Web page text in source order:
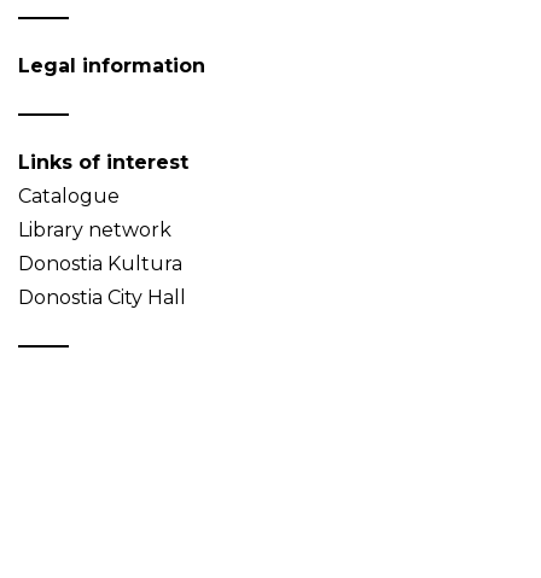
Legal information
Links of interest
Catalogue
Library network
Donostia Kultura
Donostia City Hall